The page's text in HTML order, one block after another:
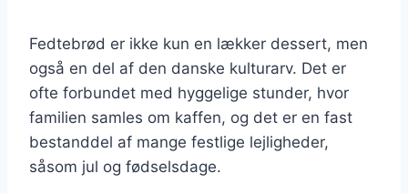
Fedtebrød er ikke kun en lækker dessert, men
også en del af den danske kulturarv. Det er
ofte forbundet med hyggelige stunder, hvor
familien samles om kaffen, og det er en fast
bestanddel af mange festlige lejligheder,
såsom jul og fødselsdage.